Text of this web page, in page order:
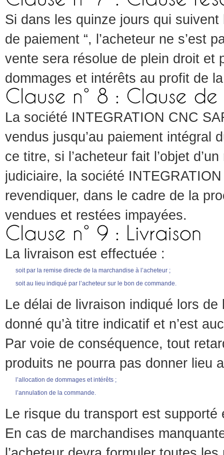
Si dans les quinze jours qui
de paiement “, l’acheteur ne s’est
vente sera résolue de plein droit et
dommages et intérêts au profit de
La société INTEGRATION CNC
vendus jusqu’au paiement intégral
ce titre, si l’acheteur fait l’objet
judiciaire, la société
revendiquer, dans le cadre de la
vendues et restées impayées.
La livraison est effectuée :
soit par la remise directe de la marchandise à l’acheteur ;
soit au lieu indiqué par l’acheteur sur le bon de commande.
Le délai de livraison indiqué lors de
donné qu’à titre indicatif et n’est
Par voie de conséquence, tout
produits ne pourra pas donner lieu
l’allocation de dommages et intérêts ;
l’annulation de la commande.
Le risque du transport est supporté
En cas de marchandises